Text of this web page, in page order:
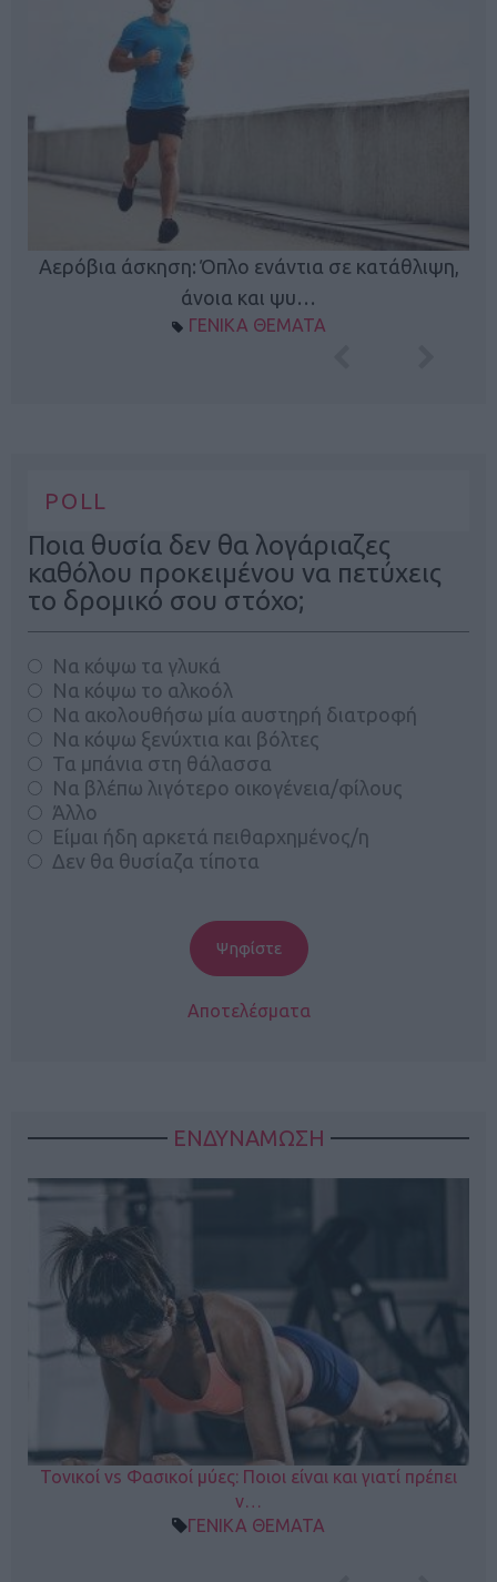
Αερόβια άσκηση: Όπλο ενάντια σε κατάθλιψη,
άνοια και ψυ…
ΓΕΝΙΚΑ ΘΕΜΑΤΑ
POLL
Ποια θυσία δεν θα λογάριαζες
καθόλου προκειμένου να πετύχεις
το δρομικό σου στόχο;
Να κόψω τα γλυκά
Να κόψω το αλκοόλ
Να ακολουθήσω μία αυστηρή διατροφή
Να κόψω ξενύχτια και βόλτες
Τα μπάνια στη θάλασσα
Να βλέπω λιγότερο οικογένεια/φίλους
Άλλο
Είμαι ήδη αρκετά πειθαρχημένος/η
Δεν θα θυσίαζα τίποτα
Αποτελέσματα
ΕΝΔΥΝΑΜΩΣΗ
Τονικοί vs Φασικοί μύες: Ποιοι είναι και γιατί πρέπει
ν…
ΓΕΝΙΚΑ ΘΕΜΑΤΑ